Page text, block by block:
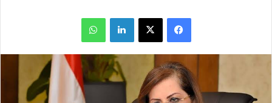
فيسبوك X لينكدإن